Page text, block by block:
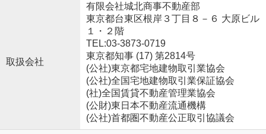
取扱会社
有限会社城北商事不動産部
東京都台東区根岸３丁目８－６ 大原ビル
１・２階
TEL:03-3873-0719
東京都知事 (17) 第2814号
(公社)東京都宅地建物取引業協会
(公社)全国宅地建物取引業保証協会
(社)全国賃貸不動産管理業協会
(公財)東日本不動産流通機構
(公社)首都圏不動産公正取引協議会